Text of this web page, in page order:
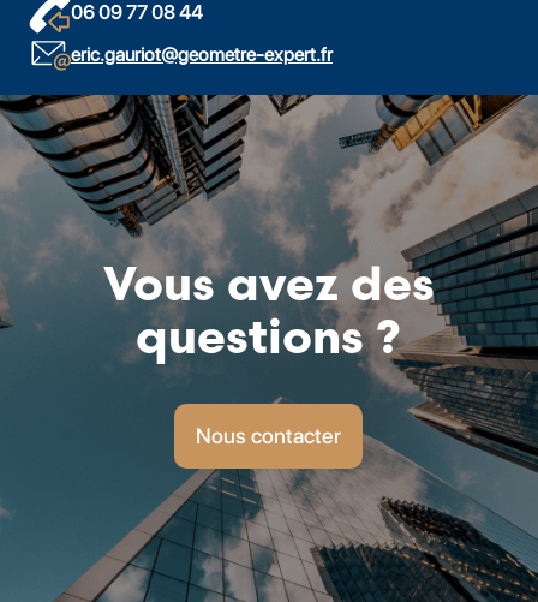
06 09 77 08 44
eric.gauriot@geometre-expert.fr
Vous avez des
questions ?
Nous contacter